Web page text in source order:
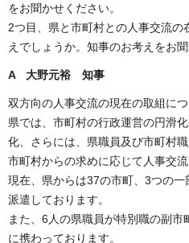
をお聞かせください。
2つ目、県と市町村との人事交流
えでしょうか。知事のお考えをお聞
A 大野元裕 知事
双方向の人事交流の現在の取組につ
県では、市町村の行政運営の円滑
化、さらには、県職員及び市町村
市町村からの求めに応じて人事交流
現在、県からは37の市町、3つの
派遣しております。
また、6人の県職員が特別職の副
に携わっております。